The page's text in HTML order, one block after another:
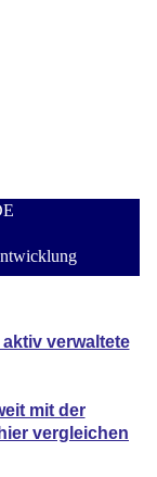
verwaltete
mit der
vergleichen